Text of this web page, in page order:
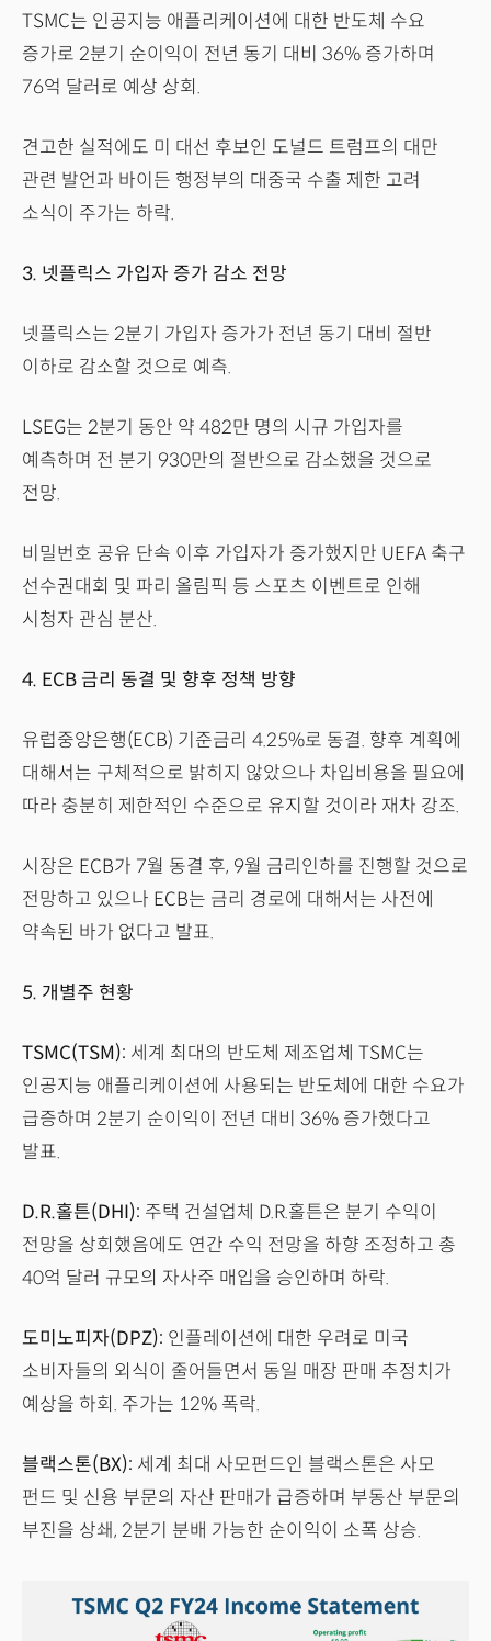
TSMC는 인공지능 애플리케이션에 대한 반도체 수요
증가로 2분기 순이익이 전년 동기 대비 36% 증가하며
76억 달러로 예상 상회.
견고한 실적에도 미 대선 후보인 도널드 트럼프의 대만
관련 발언과 바이든 행정부의 대중국 수출 제한 고려
소식이 주가는 하락.
3. 넷플릭스 가입자 증가 감소 전망
넷플릭스는 2분기 가입자 증가가 전년 동기 대비 절반
이하로 감소할 것으로 예측.
LSEG는 2분기 동안 약 482만 명의 시규 가입자를
예측하며 전 분기 930만의 절반으로 감소했을 것으로
전망.
비밀번호 공유 단속 이후 가입자가 증가했지만 UEFA 축구
선수권대회 및 파리 올림픽 등 스포츠 이벤트로 인해
시청자 관심 분산.
4. ECB 금리 동결 및 향후 정책 방향
유럽중앙은행(ECB) 기준금리 4.25%로 동결. 향후 계획에
대해서는 구체적으로 밝히지 않았으나 차입비용을 필요에
따라 충분히 제한적인 수준으로 유지할 것이라 재차 강조.
시장은 ECB가 7월 동결 후, 9월 금리인하를 진행할 것으로
전망하고 있으나 ECB는 금리 경로에 대해서는 사전에
약속된 바가 없다고 발표.
5. 개별주 현황
TSMC(TSM): 세계 최대의 반도체 제조업체 TSMC는
인공지능 애플리케이션에 사용되는 반도체에 대한 수요가
급증하며 2분기 순이익이 전년 대비 36% 증가했다고
발표.
D.R.홀튼(DHI): 주택 건설업체 D.R.홀튼은 분기 수익이
전망을 상회했음에도 연간 수익 전망을 하향 조정하고 총
40억 달러 규모의 자사주 매입을 승인하며 하락.
도미노피자(DPZ): 인플레이션에 대한 우려로 미국
소비자들의 외식이 줄어들면서 동일 매장 판매 추정치가
예상을 하회. 주가는 12% 폭락.
블랙스톤(BX): 세계 최대 사모펀드인 블랙스톤은 사모
펀드 및 신용 부문의 자산 판매가 급증하며 부동산 부문의
부진을 상쇄, 2분기 분배 가능한 순이익이 소폭 상승.